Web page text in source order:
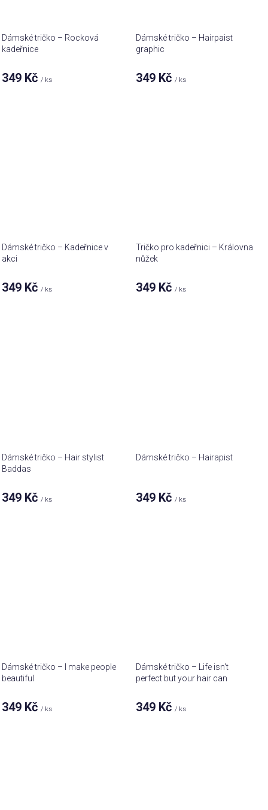
Dámské tričko – Rocková
kadeřnice
349 Kč / ks
Dámské tričko – Hairpaist
graphic
349 Kč / ks
Dámské tričko – Kadeřnice v
akci
349 Kč/ ks
Tričko pro kadeřnici – Královna
nůžek
349 Kč/ ks
Dámské tričko – Hair stylist
Baddas
349 Kč / ks
Dámské tričko – Hairapist
349 Kč / ks
Dámské tričko – I make people
beautiful
349 Kč/ ks
Dámské tričko – Life isn't
perfect but your hair can
349 Kč/ ks